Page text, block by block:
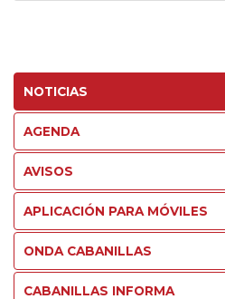
NOTICIAS
AGENDA
AVISOS
APLICACIÓN PARA MÓVILES
ONDA CABANILLAS
CABANILLAS INFORMA